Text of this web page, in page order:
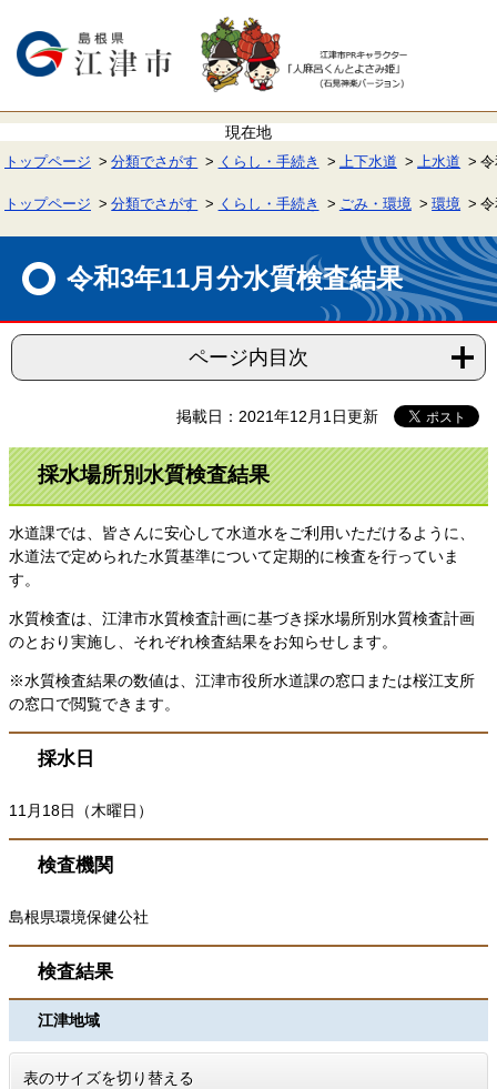
で
ば
本
へ
トップページ 分類でさがす くらし・手続き 上下水道 上水道
トップページ 分類でさがす くらし・手続き ごみ・環境 環境
令和3年11月分水質検査結果
ページ内目次
掲載日：2021年12月1日更新
採水場所別水質検査結果
水道課では、皆さんに安心して水道水をご利用いただけるように、
水道法で定められた水質基準について定期的に検査を行っていま
す。
水質検査は、江津市水質検査計画に基づき採水場所別水質検査計画
のとおり実施し、それぞれ検査結果をお知らせします。
※水質検査結果の数値は、江津市役所水道課の窓口または桜江支所
の窓口で閲覧できます。
採水日
11月18日（木曜日）
検査機関
島根県環境保健公社
検査結果
江津地域
表のサイズを切り替える